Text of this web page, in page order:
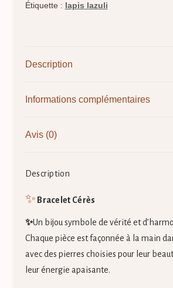
Étiquette : lapis lazuli
Description
Informations complémentaires
Avis (0)
Description
✨ Bracelet Cérès
✨Un bijou symbole de vérité et
Chaque pièce est façonnée à la main
avec des pierres choisies pour leur
leur énergie apaisante.